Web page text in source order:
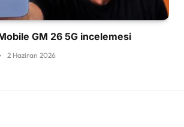
GM 26 5G incelemesi
2 Haziran 2026